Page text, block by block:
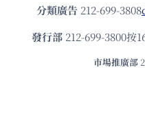
分類廣告 212-699-3808
發⾏部 212-699-3800按
市場推廣部